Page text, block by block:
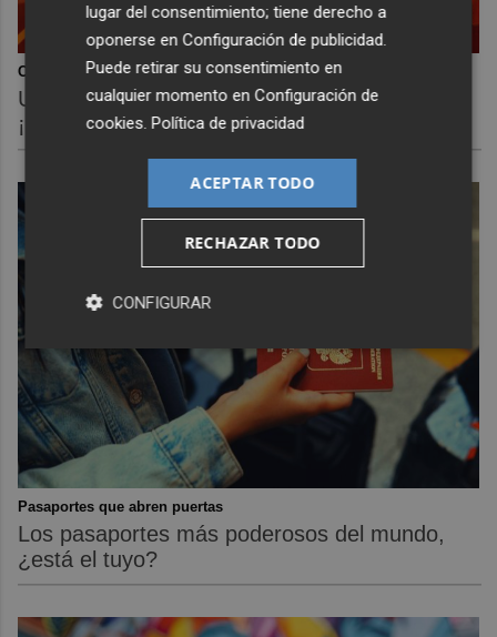
Corepunk MMORPG
Un verdadero MMORPG de la vieja escuela
¡Cómo los de antes, pero mejor!
Pasaportes que abren puertas
Los pasaportes más poderosos del mundo,
¿está el tuyo?
lugar del consentimiento; tiene derecho a
oponerse enConfiguración de publicidad
Puede retirar su consentimiento en
cualquier momento enConfiguración de
cookies .Política de privacidad
ACEPTAR TODO
RECHAZAR TODO
CONFIGURAR